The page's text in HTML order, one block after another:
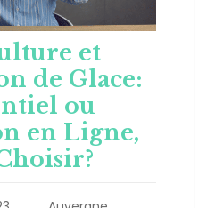
et
de Glace:
ou
en Ligne,